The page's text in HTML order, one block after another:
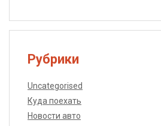
Рубрики
Uncategorised
Куда поехать
Новости авто